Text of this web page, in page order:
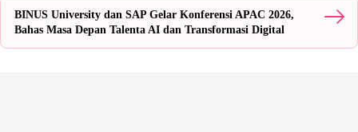
BINUS University dan SAP Gelar Konferensi APAC 2026,
Bahas Masa Depan Talenta AI dan Transformasi Digital